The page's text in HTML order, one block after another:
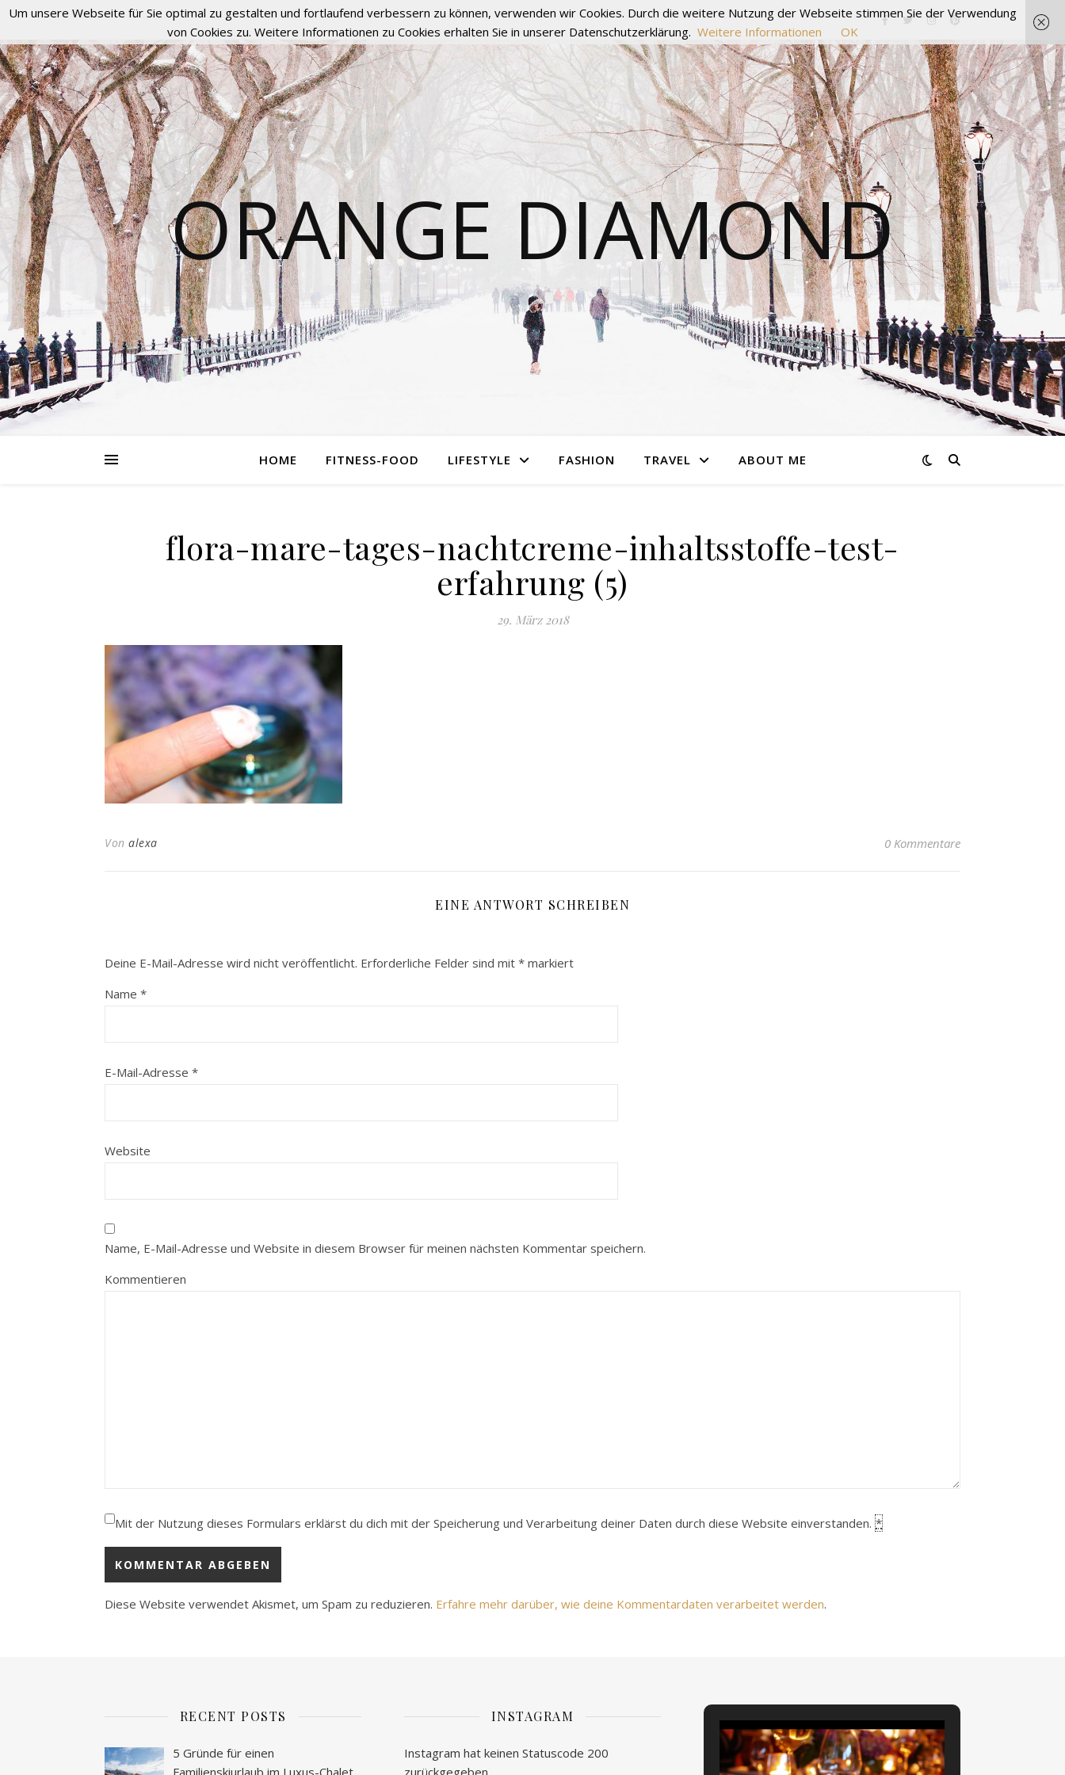
ORANGE DIAMOND
HOME FITNESS-FOOD LIFESTYLE FASHION TRAVEL ABOUT ME
flora-mare-tages-nachtcreme-inhaltsstoffe-test-
erfahrung (5)
29. März 2018
Von alexa 0 Kommentare
EINE ANTWORT SCHREIBEN
Deine E-Mail-Adresse wird nicht veröffentlicht. Erforderliche Felder sind mit * markiert
Name *
E-Mail-Adresse *
Website
Name, E-Mail-Adresse und Website in diesem Browser für meinen nächsten Kommentar speichern.
Kommentieren
Mit der Nutzung dieses Formulars erklärst du dich mit der Speicherung und Verarbeitung deiner Daten durch diese Website einverstanden. *
Diese Website verwendet Akismet, um Spam zu reduzieren. Erfahre mehr darüber, wie deine Kommentardaten verarbeitet werden.
RECENT POSTS
5 Gründe für einen
Familienskiurlaub im Luxus-Chalet
INSTAGRAM
Instagram hat keinen Statuscode 200
zurückgegeben.
Um unsere Webseite für Sie optimal zu gestalten und fortlaufend verbessern zu können, verwenden wir Cookies. Durch die weitere Nutzung der Webseite stimmen Sie der Verwendung
von Cookies zu. Weitere Informationen zu Cookies erhalten Sie in unserer Datenschutzerklärung. Weitere Informationen OK